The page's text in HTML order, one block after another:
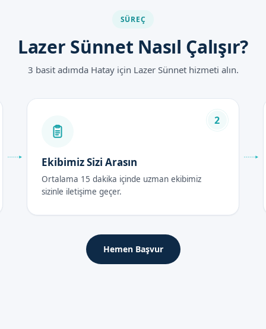
2026
Bakım Rehberi
saat içerisinde dinlenmesi ve ağrı kesici ilaçlarını düzenli
iyileşme sürecini hızlandırır.
gün içerisinde tamamlanır. Bu期间, çocuğun düzenli olarak
SÜREÇ
Lazer Sünnet Nasıl Çalışır?
3 basit adımda Hatay için Lazer Sünnet hizmeti alın.
2
Ekibimiz Sizi Arasın
Ortalama 15 dakika içinde uzman ekibimiz
sizinle iletişime geçer.
Hemen Başvur